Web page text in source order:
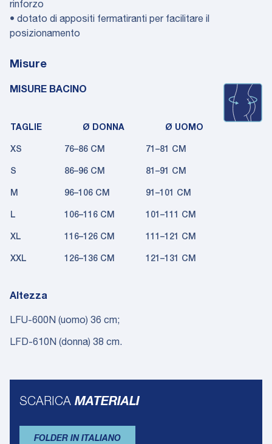
rinforzo
• dotato di appositi fermatiranti per facilitare il
posizionamento
Misure
MISURE BACINO
TAGLIE Ø DONNA Ø UOMO
XS 76–86 CM 71–81 CM
S 86–96 CM 81–91 CM
M 96–106 CM 91–101 CM
L 106–116 CM 101–111 CM
XL 116–126 CM 111–121 CM
XXL 126–136 CM 121–131 CM
Altezza
LFU-600N (uomo) 36 cm;
LFD-610N (donna) 38 cm.
SCARICA MATERIALI
FOLDER IN ITALIANO